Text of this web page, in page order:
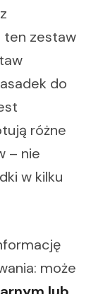
ten zestaw
do
różne
– nie
w kilku
może